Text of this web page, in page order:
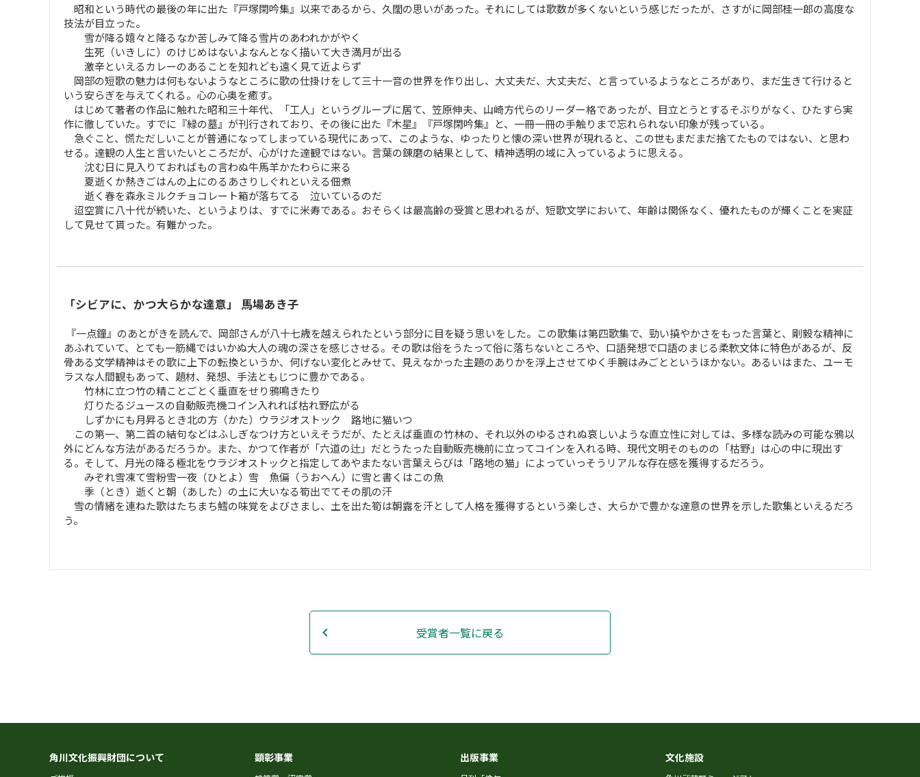
昭和という時代の最後の年に出た『戸塚閑吟集』以来であるから、久闊の思いがあった。それにしては歌数が多くないという感じだったが、さすがに岡部桂一郎の高度な
技法が目立った。
雪が降る嬉々と降るなか苦しみて降る雪片のあわれかがやく
生死（いきしに）のけじめはないよなんとなく描いて大き満月が出る
激辛といえるカレーのあることを知れども遠く見て近よらず
岡部の短歌の魅力は何もないようなところに歌の仕掛けをして三十一音の世界を作り出し、大丈夫だ、大丈夫だ、と言っているようなところがあり、まだ生きて行けると
いう安らぎを与えてくれる。心の心奥を癒す。
はじめて著者の作品に触れた昭和三十年代、「工人」というグループに居て、笠原伸夫、山崎方代らのリーダー格であったが、目立とうとするそぶりがなく、ひたすら実
作に徹していた。すでに『緑の墓』が刊行されており、その後に出た『木星』『戸塚閑吟集』と、一冊一冊の手触りまで忘れられない印象が残っている。
急ぐこと、慌ただしいことが普通になってしまっている現代にあって、このような、ゆったりと懐の深い世界が現れると、この世もまだまだ捨てたものではない、と思わ
せる。達観の人生と言いたいところだが、心がけた達観ではない。言葉の錬磨の結果として、精神透明の域に入っているように思える。
沈む日に見入りておればもの言わぬ牛馬羊かたわらに来る
夏逝くか熱きごはんの上にのるあさりしぐれといえる佃煮
逝く春を森永ミルクチョコレート箱が落ちてる 泣いているのだ
迢空賞に八十代が続いた、というよりは、すでに米寿である。おそらくは最高齢の受賞と思われるが、短歌文学において、年齢は関係なく、優れたものが輝くことを実証
して見せて貰った。有難かった。
「シビアに、かつ大らかな達意」 馬場あき子
『一点鐘』のあとがきを読んで、岡部さんが八十七歳を越えられたという部分に目を疑う思いをした。この歌集は第四歌集で、勁い撓やかさをもった言葉と、剛毅な精神に
あふれていて、とても一筋縄ではいかぬ大人の魂の深さを感じさせる。その歌は俗をうたって俗に落ちないところや、口語発想で口語のまじる柔軟文体に特色があるが、反
骨ある文学精神はその歌に上下の転換というか、何げない変化とみせて、見えなかった主題のありかを浮上させてゆく手腕はみごとというほかない。あるいはまた、ユーモ
ラスな人間観もあって、題材、発想、手法ともじつに豊かである。
竹林に立つ竹の精ことごとく垂直をせり鴉鳴きたり
灯りたるジュースの自動販売機コイン入れれば枯れ野広がる
しずかにも月昇るとき北の方（かた）ウラジオストック 路地に猫いつ
この第一、第二首の結句などはふしぎなつけ方といえそうだが、たとえば垂直の竹林の、それ以外のゆるされぬ哀しいような直立性に対しては、多様な読みの可能な鴉以
外にどんな方法があるだろうか。また、かつて作者が「六道の辻」だとうたった自動販売機前に立ってコインを入れる時、現代文明そのものの「枯野」は心の中に現出す
る。そして、月光の降る極北をウラジオストックと指定してあやまたない言葉えらびは「路地の猫」によっていっそうリアルな存在感を獲得するだろう。
みぞれ雪凍て雪粉雪一夜（ひとよ）雪 魚偏（うおへん）に雪と書くはこの魚
季（とき）逝くと朝（あした）の土に大いなる筍出でてその肌の汗
雪の情緒を連ねた歌はたちまち鱈の味覚をよびさまし、土を出た筍は朝露を汗として人格を獲得するという楽しさ、大らかで豊かな達意の世界を示した歌集といえるだろ
う。
受賞者一覧に戻る
角川文化振興財団について 顕彰事業 出版事業 文化施設